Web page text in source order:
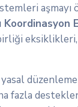
aşmayı
Koordinasyon
eksiklikleri,
yasal
fazla